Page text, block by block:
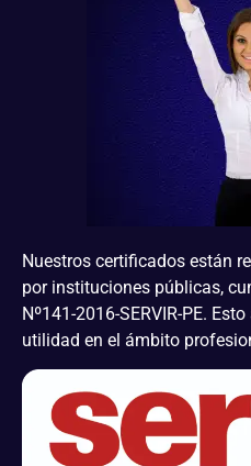
Nuestros certificados están
por instituciones públicas,
Nº141-2016-SERVIR-PE.
utilidad en el ámbito